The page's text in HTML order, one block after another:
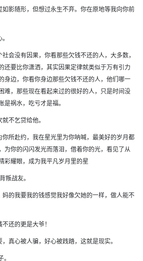
影随形，但想过永生不弃。你在原地等我向你前
会没有因果，你看那些欠钱不还的人，大多数，
还要比你潇洒，其实因果定律就类似于万有引力
身边，你看你身边那些欠钱不还的人，他们哪一
难，那些现在看起来过的很好的人，只是时间没
是祸水，吃亏才是福。
不乞贷给他。
所赴约，我在星光里为你呐喊，最美好的岁月都
为你的闪闪发光而落泪，借着你的光，看见了从
彩耀眼，成为我平凡岁月里的星
叛战友。
的我要我的钱感觉我好像欠她的一样，做人能不
还的更是大爷！
真心被人骗，好心被践踏，这就是现实。